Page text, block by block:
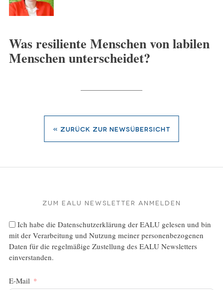
Was resiliente Menschen von labilen
Menschen unterscheidet?
« zurück zur Newsübersicht
Zum EALU Newsletter anmelden
Ich habe die Datenschutzerklärung der EALU gelesen und bin
mit der Verarbeitung und Nutzung meiner personenbezogenen
Daten für die regelmäßige Zustellung des EALU Newsletters
einverstanden.
E-Mail